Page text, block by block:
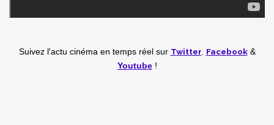
Suivez l'actu cinéma en temps réel sur Twitter Facebook&
Youtube!